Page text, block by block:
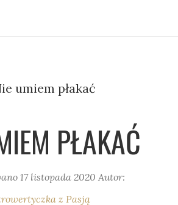
PŁAKAĆ
17 listopada 2020 Autor:
z Pasją